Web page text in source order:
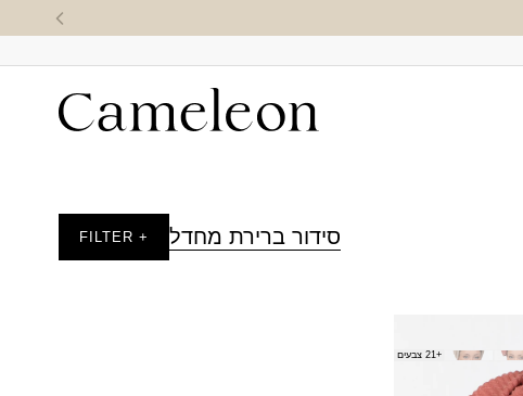
סידור ברירת מחדל + FILTER
+21 צבעים